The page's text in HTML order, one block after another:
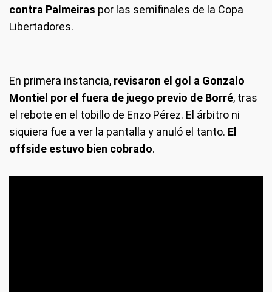
contra Palmeiras por las semifinales de la Copa
Libertadores.
En primera instancia, revisaron el gol a Gonzalo
Montiel por el fuera de juego previo de Borré, tras
el rebote en el tobillo de Enzo Pérez. El árbitro ni
siquiera fue a ver la pantalla y anuló el tanto. El
offside estuvo bien cobrado.